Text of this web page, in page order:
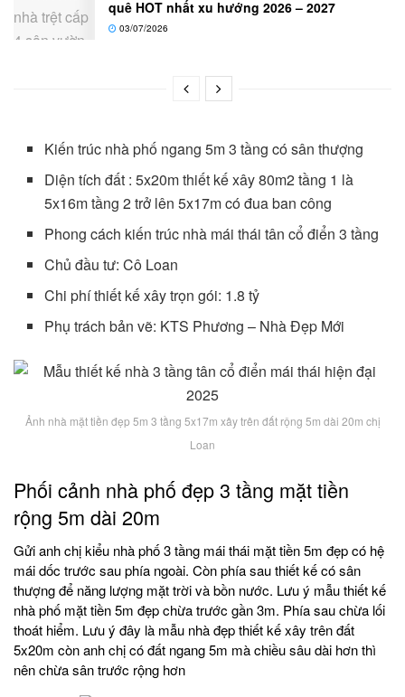
quê HOT nhất xu hướng 2026 – 2027
03/07/2026
Kiến trúc nhà phố ngang 5m 3 tầng có sân thượng
Diện tích đất : 5x20m thiết kế xây 80m2 tầng 1 là
5x16m tầng 2 trở lên 5x17m có đua ban công
Phong cách kiến trúc nhà mái thái tân cổ điển 3 tầng
Chủ đầu tư: Cô Loan
Chi phí thiết kế xây trọn gói: 1.8 tỷ
Phụ trách bản vẽ: KTS Phương – Nhà Đẹp Mới
Ảnh nhà mặt tiền đẹp 5m 3 tầng 5x17m xây trên đất rộng 5m dài 20m chị
Loan
Phối cảnh nhà phố đẹp 3 tầng mặt tiền
rộng 5m dài 20m
Gửi anh chị kiểu nhà phố 3 tầng mái thái mặt tiền 5m đẹp có hệ
mái dốc trước sau phía ngoài. Còn phía sau thiết kế có sân
thượng để năng lượng mặt trời và bồn nước. Lưu ý mẫu thiết kế
nhà phố mặt tiền 5m đẹp chừa trước gần 3m. Phía sau chừa lối
thoát hiểm. Lưu ý đây là mẫu nhà đẹp thiết kế xây trên đất
5x20m còn anh chị có đất ngang 5m mà chiều sâu dài hơn thì
nên chừa sân trước rộng hơn